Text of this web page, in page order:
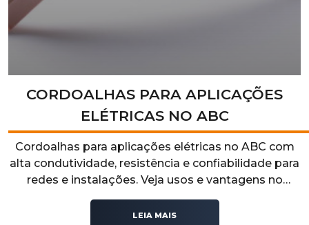
CORDOALHAS PARA APLICAÇÕES
ELÉTRICAS NO ABC
Cordoalhas para aplicações elétricas no ABC com
alta condutividade, resistência e confiabilidade para
redes e instalações. Veja usos e vantagens no
nosso artigo!
LEIA MAIS